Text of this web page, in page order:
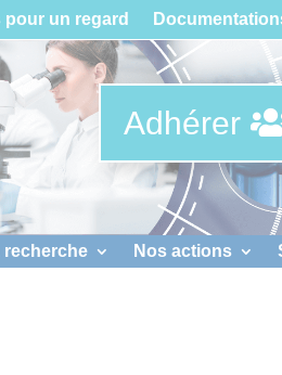
un regard
Adhérer
recherche Nos actions